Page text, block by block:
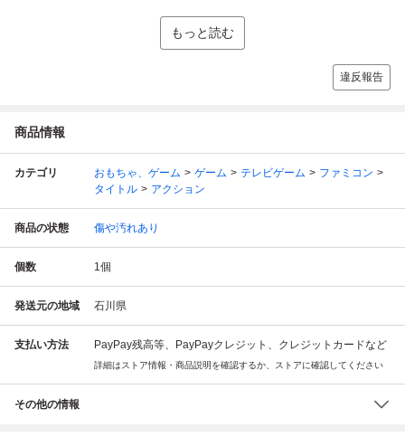
もっと読む
違反報告
商品情報
カテゴリ おもちゃ、ゲーム ゲーム テレビゲーム
ファミコン
タイトル
アクション
商品の状態 傷や汚れあり
個数 1個
発送元の地域 石川県
支払い方法 PayPay残高等、PayPayクレジット、クレジットカードなど
詳細はストア情報・商品説明を確認するか、ストアに確認してください
その他の情報